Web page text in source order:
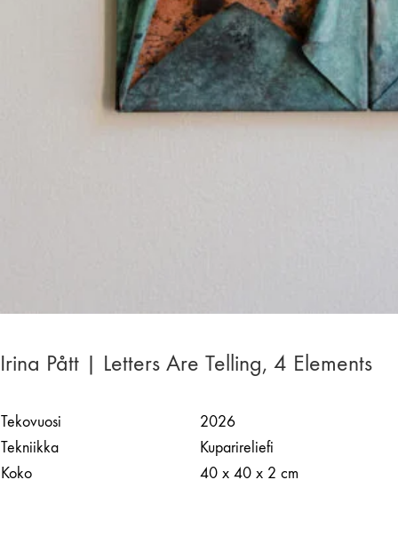
Irina Pått | Letters Are Telling, 4 Elements
Tekovuosi
2026
Tekniikka
Kuparireliefi
Koko
40 x 40 x 2 cm